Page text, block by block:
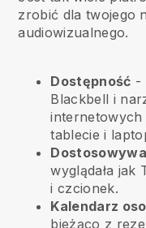
zrobić dla twojego
audiowizualnego.
Dostępność -
Blackbell i
internetowych
tablecie i
wyglądała jak
i czcionek.
Kalendarz
bieżąco z